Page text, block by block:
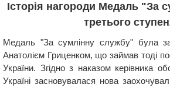
Історія нагороди Медаль "За
третього
Медаль "За сумлінну службу" була
Анатолієм Гриценком, що займав тоді
України. Згідно з наказом керівника
Україні засновувалася нова